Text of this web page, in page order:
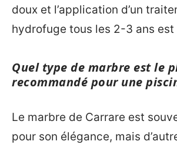
doux et l’application d’un
hydrofuge tous les 2-3 ans est
Quel type de marbre est le
recommandé pour une
Le marbre de Carrare est
pour son élégance, mais